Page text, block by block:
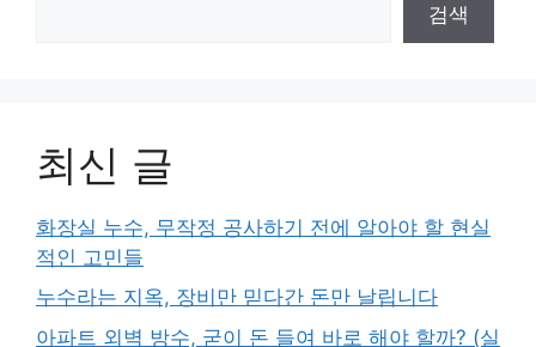
검색
최신 글
화장실 누수, 무작정 공사하기 전에 알아야 할 현실
적인 고민들
누수라는 지옥, 장비만 믿다간 돈만 날립니다
아파트 외벽 방수, 굳이 돈 들여 바로 해야 할까? (실